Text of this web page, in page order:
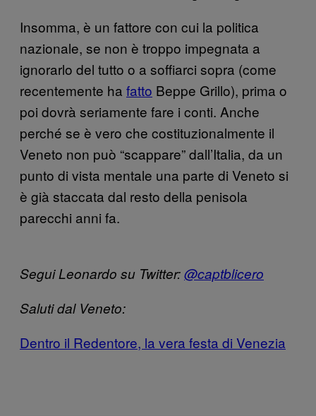
Insomma, è un fattore con cui la politica
nazionale, se non è troppo impegnata a
ignorarlo del tutto o a soffiarci sopra (come
recentemente ha fatto Beppe Grillo), prima o
poi dovrà seriamente fare i conti. Anche
perché se è vero che costituzionalmente il
Veneto non può “scappare” dall’Italia, da un
punto di vista mentale una parte di Veneto si
è già staccata dal resto della penisola
parecchi anni fa.
Segui Leonardo su Twitter:@captblicero
Saluti dal Veneto:
Dentro il Redentore, la vera festa di Venezia